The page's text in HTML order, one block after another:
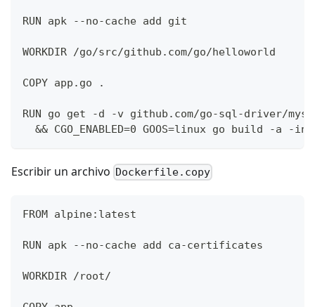
RUN apk --no-cache add git
WORKDIR /go/src/github.com/go/helloworld
COPY app.go .
RUN go get -d -v github.com/go-sql-driver/
&& CGO_ENABLED=0 GOOS=linux go build -a -
Escribir un archivo Dockerfile.copy
FROM alpine:latest
RUN apk --no-cache add ca-certificates
WORKDIR /root/